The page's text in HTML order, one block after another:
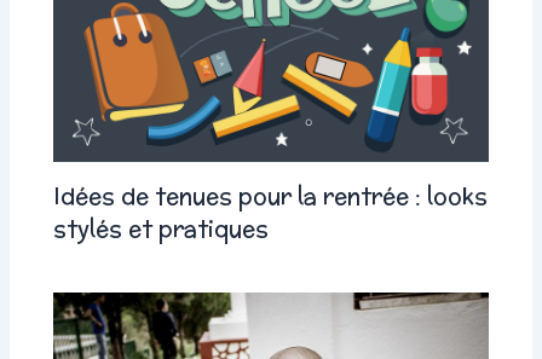
Idées de tenues pour la rentrée : looks
stylés et pratiques